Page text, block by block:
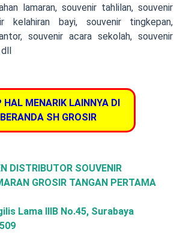
lamaran,souvenir tahlilan,souvenir
kelahiran bayi, souvenir tingkepan,
souvenir acara sekolah, souvenir
dll
HAL MENARIK LAINNYA DI
BERANDA SH GROSIR
DISTRIBUTOR SOUVENIR
GROSIR TANGAN PERTAMA
Lama IIIB No.45, Surabaya